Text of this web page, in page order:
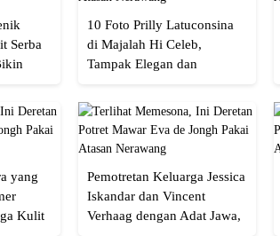
Serba
10 Foto Prilly Latuconsina
di Majalah Hi Celeb,
Tampak Elegan dan
yang
Kulit
Pemotretan Keluarga Jessica
Iskandar dan Vincent
Verhaag dengan Adat Jawa,